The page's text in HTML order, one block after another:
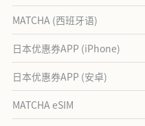
MATCHA (西班牙语)
日本优惠券APP (iPhone)
日本优惠券APP (安卓)
MATCHA eSIM